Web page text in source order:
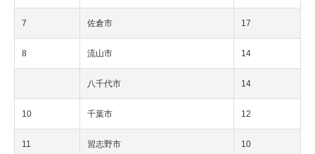
7 佐倉市 17
8 流山市 14
八千代市 14
10 千葉市 12
11 習志野市 10